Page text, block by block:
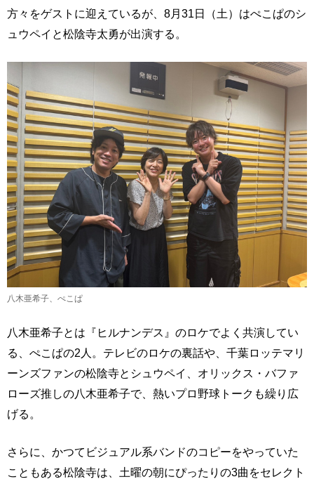
方々をゲストに迎えているが、8月31日（土）はぺこぱのシ
ュウペイと松陰寺太勇が出演する。
八木亜希子、ぺこぱ
八木亜希子とは『ヒルナンデス』のロケでよく共演してい
る、ぺこぱの2人。テレビのロケの裏話や、千葉ロッテマリ
ーンズファンの松陰寺とシュウペイ、オリックス・バファ
ローズ推しの八木亜希子で、熱いプロ野球トークも繰り広
げる。
さらに、かつてビジュアル系バンドのコピーをやっていた
こともある松陰寺は、土曜の朝にぴったりの3曲をセレクト